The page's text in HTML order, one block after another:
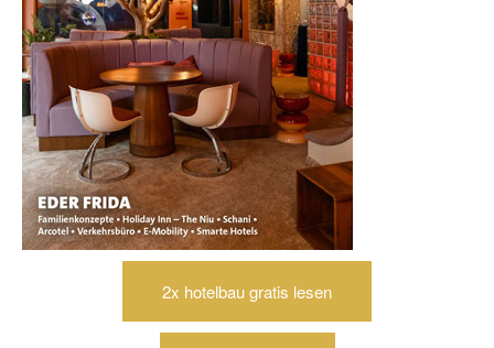
2x hotelbau gratis lesen